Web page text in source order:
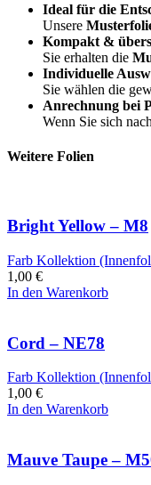
Ideal für die
Unsere
Kompakt &
Sie erhalten die
Individuelle
Sie wählen die
Anrechnung bei
Wenn Sie sich
Weitere Folien
Bright Yellow – M8
Farb Kollektion
1,00 €
In den Warenkorb
Cord – NE78
Farb Kollektion
1,00 €
In den Warenkorb
Mauve Taupe –